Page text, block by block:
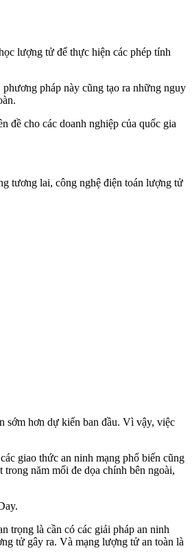
lượng tử để thực hiện các phép tính
pháp này cũng tạo ra những nguy
đề cho các doanh nghiệp của quốc gia
tương lai, công nghệ điện toán lượng tử
sớm hơn dự kiến ban đầu. Vì vậy, việc
giao thức an ninh mạng phổ biến cũng
năm mối đe dọa chính bên ngoài,
trọng là cần có các giải pháp an ninh
tử gây ra. Và mạng lượng tử an toàn là